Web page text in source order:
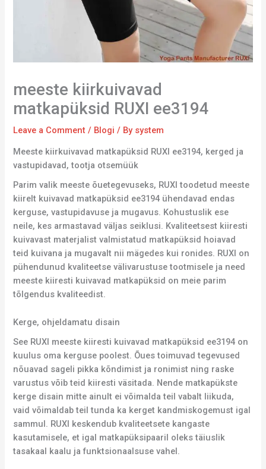
meeste kiirkuivavad
matkapüksid RUXI ee3194
Leave a Comment / Blogi / By system
Meeste kiirkuivavad matkapüksid RUXI ee3194, kerged ja
vastupidavad, tootja otsemüük
Parim valik meeste õuetegevuseks, RUXI toodetud meeste
kiirelt kuivavad matkapüksid ee3194 ühendavad endas
kerguse, vastupidavuse ja mugavus. Kohustuslik ese
neile, kes armastavad väljas seiklusi. Kvaliteetsest kiiresti
kuivavast materjalist valmistatud matkapüksid hoiavad
teid kuivana ja mugavalt nii mägedes kui ronides. RUXI on
pühendunud kvaliteetse välivarustuse tootmisele ja need
meeste kiiresti kuivavad matkapüksid on meie parim
tõlgendus kvaliteedist.
Kerge, ohjeldamatu disain
See RUXI meeste kiiresti kuivavad matkapüksid ee3194 on
kuulus oma kerguse poolest. Õues toimuvad tegevused
nõuavad sageli pikka kõndimist ja ronimist ning raske
varustus võib teid kiiresti väsitada. Nende matkapükste
kerge disain mitte ainult ei võimalda teil vabalt liikuda,
vaid võimaldab teil tunda ka kerget kandmiskogemust igal
sammul. RUXI keskendub kvaliteetsete kangaste
kasutamisele, et igal matkapüksipaaril oleks täiuslik
tasakaal kaalu ja funktsionaalsuse vahel.